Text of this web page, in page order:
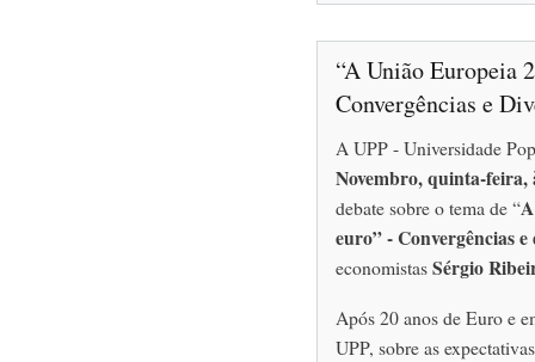
“A União Europeia
Convergências e
A UPP - Universidade
Novembro, quinta-feira,
debate sobre o tema de “
euro” - Convergências
economistasSérgio
Após 20 anos de Euro e
UPP, sobre as